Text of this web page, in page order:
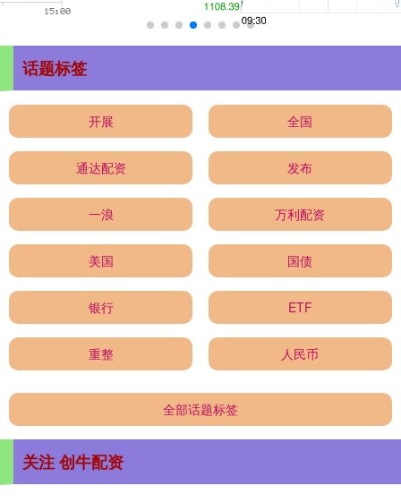
话题标签
开展 全国
通达配资 发布
一浪 万利配资
美国 国债
银行 ETF
重整 人民币
全部话题标签
关注 创牛配资